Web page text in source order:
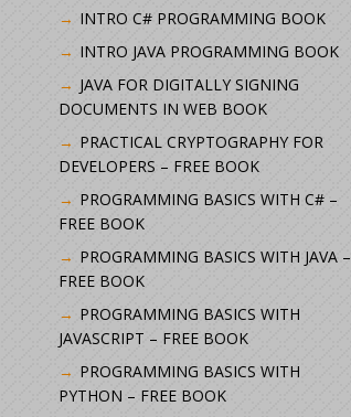
INTRO C# PROGRAMMING BOOK
INTRO JAVA PROGRAMMING BOOK
JAVA FOR DIGITALLY SIGNING
DOCUMENTS IN WEB BOOK
PRACTICAL CRYPTOGRAPHY FOR
DEVELOPERS – FREE BOOK
PROGRAMMING BASICS WITH C# –
FREE BOOK
PROGRAMMING BASICS WITH JAVA –
FREE BOOK
PROGRAMMING BASICS WITH
JAVASCRIPT – FREE BOOK
PROGRAMMING BASICS WITH
PYTHON – FREE BOOK